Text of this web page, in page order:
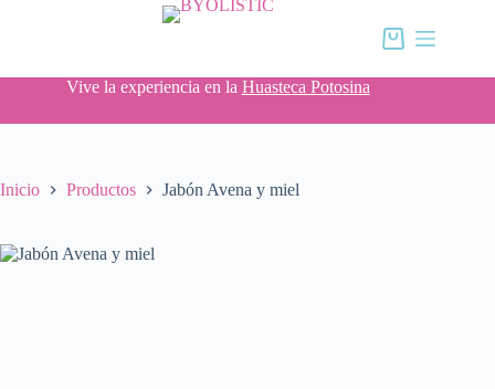
Carro
Vive la experiencia en la Huasteca Potosina
Inicio Productos Jabón Avena y miel